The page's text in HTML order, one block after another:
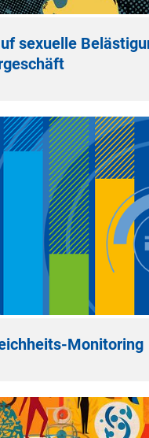
sexuelle
Monitoring